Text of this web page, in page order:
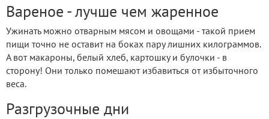
Вареное - лучше чем жаренное
Ужинать можно отварным мясом и овощами - такой прием
пищи точно не оставит на боках пару лишних килограммов.
А вот макароны, белый хлеб, картошку и булочки - в
сторону! Они только помешают избавиться от избыточного
веса.
Разгрузочные дни